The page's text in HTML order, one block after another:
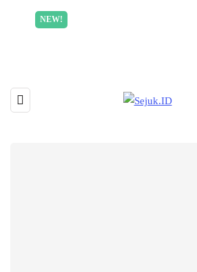
NEW!